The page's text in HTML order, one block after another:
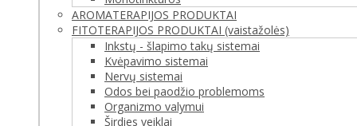
AROMATERAPIJOS PRODUKTAI
FITOTERAPIJOS PRODUKTAI (vaistažolės)
Inkstų - šlapimo takų sistemai
Kvėpavimo sistemai
Nervų sistemai
Odos bei paodžio problemoms
Organizmo valymui
Širdies veiklai